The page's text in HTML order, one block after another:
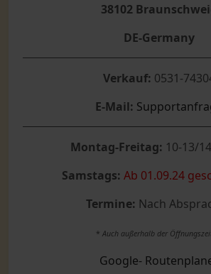
38102
DE-Germany
Verkauf: 0531-
E-Mail:
Montag-Freitag: 10-13/
Samstags: Ab 01.09.24
Termine: Nach
* Auch außerhalb der
Google-